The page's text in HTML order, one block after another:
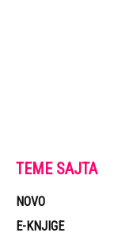
TEME SAJTA
NOVO
E-KNJIGE